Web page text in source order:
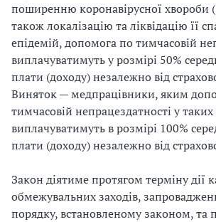
поширенню коронавірусної хвороби
також локалізацію та ліквідацію її
епідемій, допомога по тимчасовій
виплачуватимуть у розмірі 50%
плати (доходу) незалежно від
Виняток — медпрацівники, яким
тимчасовій непрацездатності у
виплачуватимуть в розмірі 100%
плати (доходу) незалежно від
Закон діятиме протягом терміну дії
обмежувальних заходів,
порядку, встановленому законом, та